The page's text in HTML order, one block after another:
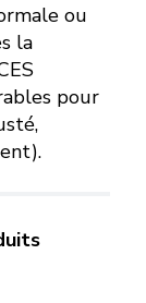
ou
la
pour